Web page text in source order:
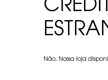
Não. Nossa loja